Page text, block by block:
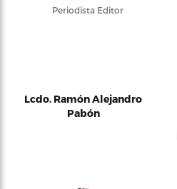
Periodista Editor
Lcdo. Ramón Alejandro
Pabón